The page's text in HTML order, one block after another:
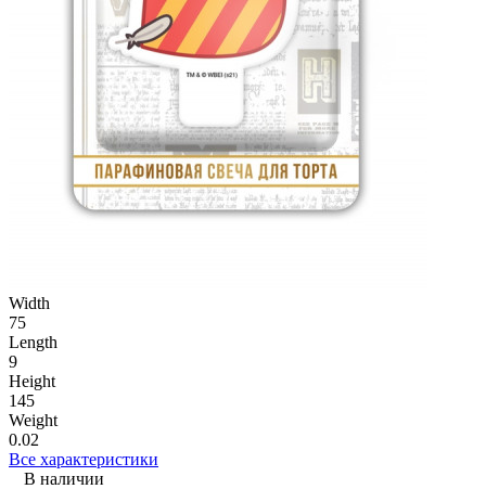
Width
75
Length
9
Height
145
Weight
0.02
Все характеристики
В наличии